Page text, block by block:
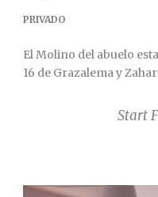
PRIVADO
El Molino del abuelo
16 de Grazalema y
Start